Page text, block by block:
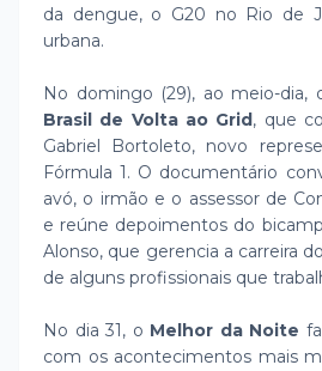
da dengue, o G20 no Rio de
urbana.
No domingo (29), ao meio-dia,
Brasil de Volta ao Grid , que
Gabriel Bortoleto, novo
Fórmula 1. O documentário
avó, o irmão e o assessor de
e reúne depoimentos do
Alonso, que gerencia a carreira
de alguns profissionais que
No dia 31, o Melhor da Noite
com os acontecimentos mais